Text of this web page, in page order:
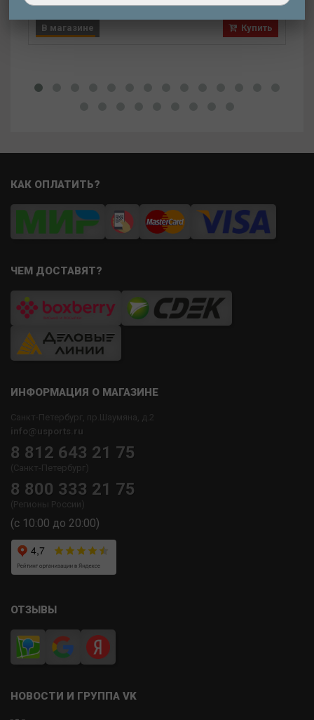
Купить
В магазине
КАК ОПЛАТИТЬ?
ЧЕМ ДОСТАВЯТ?
ИНФОРМАЦИЯ О МАГАЗИНЕ
Санкт-Петербург, пр.Шаумяна, д.2
info@usports.ru
8 812 643 21 75
(Санкт-Петербург)
8 800 333 21 75
(Регионы России)
(с 10:00 до 20:00)
ОТЗЫВЫ
НОВОСТИ И ГРУППА VK